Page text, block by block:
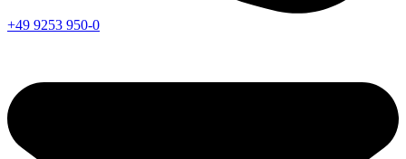
+49 9253 950-0